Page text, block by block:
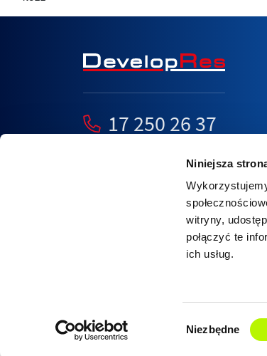
Niniejsza
witryny,
połączyć te
ich usług.
Niezbędne
17 250 26 37
AKCEPTUJE więcej